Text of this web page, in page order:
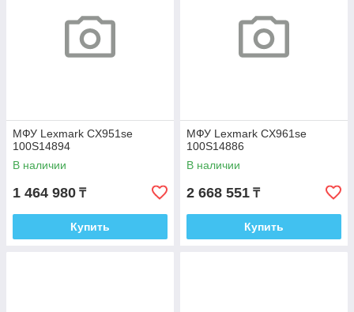
МФУ Lexmark CX951se
100S14894
В наличии
1 464 980 ₸
Купить
МФУ Lexmark CX961se
100S14886
В наличии
2 668 551 ₸
Купить